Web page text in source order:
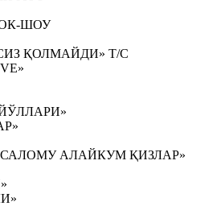
ШОУ
ҚОЛМАЙДИ» Т/С
АЛАЙКУМ ҚИЗЛАР»